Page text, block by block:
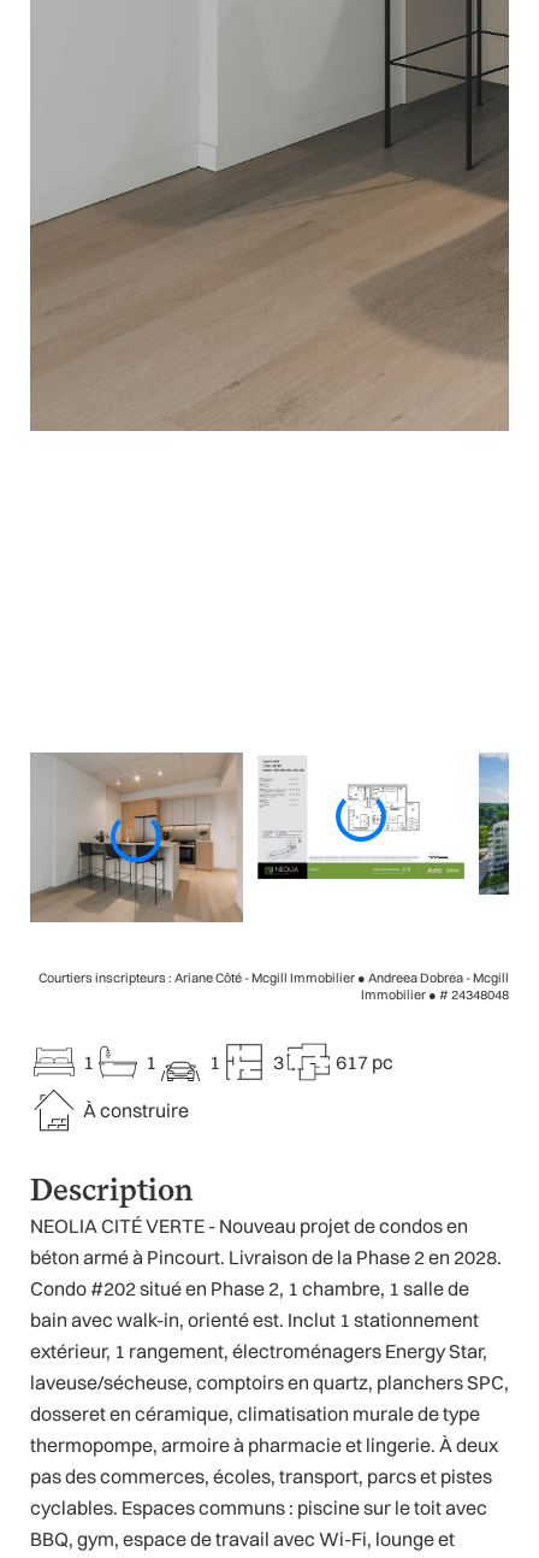
Courtiers inscripteurs : Ariane Côté - Mcgill Immobilier ● Andreea Dobrea - Mcgill
Immobilier ● # 24348048
1 1 1 3
617 pc
À construire
Description
NEOLIA CITÉ VERTE - Nouveau projet de condos en
béton armé à Pincourt. Livraison de la Phase 2 en 2028.
Condo #202 situé en Phase 2, 1 chambre, 1 salle de
bain avec walk-in, orienté est. Inclut 1 stationnement
extérieur, 1 rangement, électroménagers Energy Star,
laveuse/sécheuse, comptoirs en quartz, planchers SPC,
dosseret en céramique, climatisation murale de type
thermopompe, armoire à pharmacie et lingerie. À deux
pas des commerces, écoles, transport, parcs et pistes
cyclables. Espaces communs : piscine sur le toit avec
BBQ, gym, espace de travail avec Wi-Fi, lounge et